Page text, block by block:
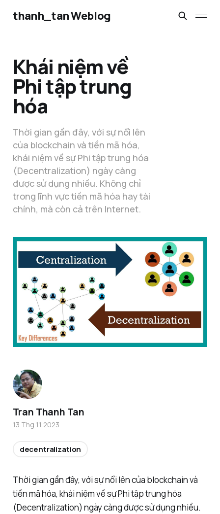
thanh_tan Weblog
Khái niệm về
Phi tập trung
hóa
Thời gian gần đây, với sự nổi lên
của blockchain và tiền mã hóa,
khái niệm về sự Phi tập trung hóa
(Decentralization) ngày càng
được sử dụng nhiều. Không chỉ
trong lĩnh vực tiền mã hóa hay tài
chính, mà còn cả trên Internet.
Thời gian gần đây, với sự nổi lên của blockchain và
tiền mã hóa, khái niệm về sự Phi tập trung hóa
(Decentralization) ngày càng được sử dụng nhiều.
Tran Thanh Tan
13 Thg 11 2023
decentralization